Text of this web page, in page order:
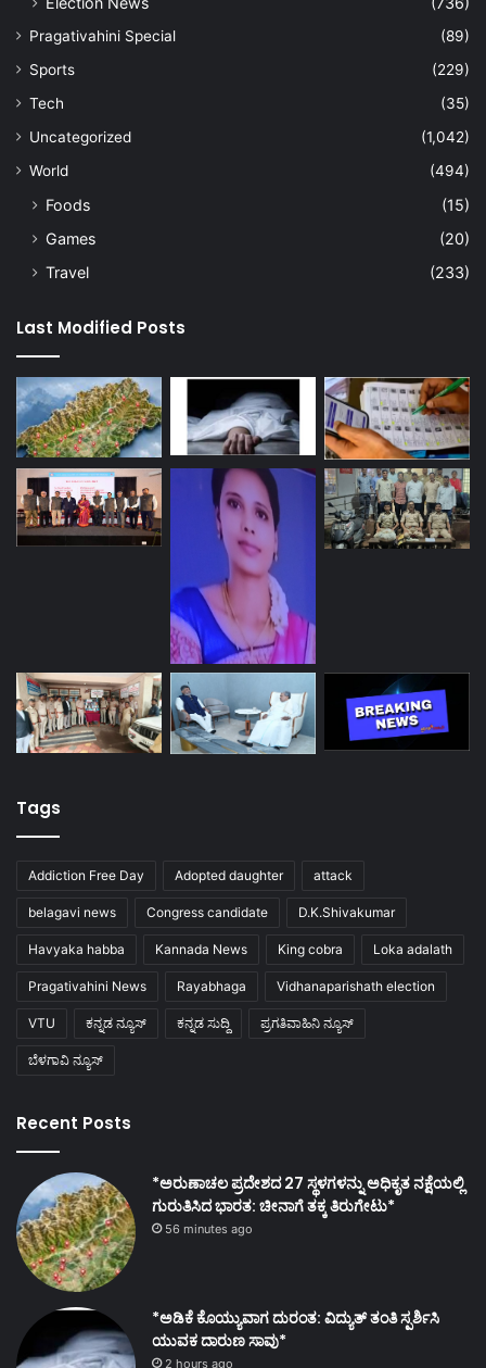
Pragativahini Special
(89)
Sports
(229)
Tech
(35)
Uncategorized
(1,042)
World
(494)
Foods
(15)
Games
(20)
Travel
(233)
Last Modified Posts
Tags
Addiction Free Day Adopted daughter attack
belagavi news Congress candidate D.K.Shivakumar
Havyaka habba Kannada News King cobra Loka adalath
Pragativahini News Rayabhaga Vidhanaparishath election
VTU ಕನ್ನಡ ನ್ಯೂಸ್ ಕನ್ನಡ ಸುದ್ದಿ ಪ್ರಗತಿವಾಹಿನಿ ನ್ಯೂಸ್
ಬೆಳಗಾವಿ ನ್ಯೂಸ್
Recent Posts
*ಅರುಣಾಚಲ ಪ್ರದೇಶದ 27 ಸ್ಥಳಗಳನ್ನು ಅಧಿಕೃತ ನಕ್ಷೆಯಲ್ಲಿ
ಗುರುತಿಸಿದ ಭಾರತ: ಚೀನಾಗೆ ತಕ್ಕ ತಿರುಗೇಟು*
56 minutes ago
*ಅಡಿಕೆ ಕೊಯ್ಯುವಾಗ ದುರಂತ: ವಿದ್ಯುತ್ ತಂತಿ ಸ್ಪರ್ಶಿಸಿ
ಯುವಕ ದಾರುಣ ಸಾವು*
2 hours ago